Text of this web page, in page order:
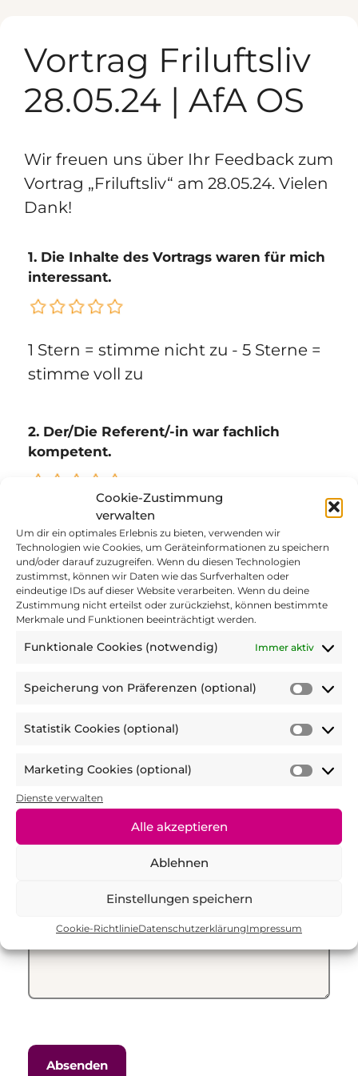
Cookie-Zustimmung
verwalten
Um dir ein optimales Erlebnis zu bieten, verwenden wir
Technologien wie Cookies, um Geräteinformationen zu speichern
und/oder darauf zuzugreifen. Wenn du diesen Technologien
zustimmst, können wir Daten wie das Surfverhalten oder
eindeutige IDs auf dieser Website verarbeiten. Wenn du deine
Zustimmung nicht erteilst oder zurückziehst, können bestimmte
Merkmale und Funktionen beeinträchtigt werden.
Funktionale Cookies (notwendig) Immer aktiv
Speicherung von Präferenzen (optional)
Statistik Cookies (optional)
Marketing Cookies (optional)
Dienste verwalten
Alle akzeptieren
Ablehnen
Einstellungen speichern
Cookie-RichtlinieDatenschutzerklärungImpressum
springenVortrag Friluftsliv
28.05.24 | AfA OS
Wir freuen uns über Ihr Feedback zum
Vortrag „Friluftsliv“ am 28.05.24. Vielen
Dank!
1. Die Inhalte des Vortrags waren für mich
interessant.
1 Stern = stimme nicht zu - 5 Sterne =
stimme voll zu
2. Der/Die Referent/-in war fachlich
kompetent.
1 Stern = stimme nicht zu - 5 Sterne =
stimme voll zu
3. Die Empfehlungen kann ich in meinem
Alltag anwenden.
1 Stern = stimme nicht zu - 5 Sterne =
stimme voll zu
Weitere Anmerkungen,
Verbesserungsvorschläge und